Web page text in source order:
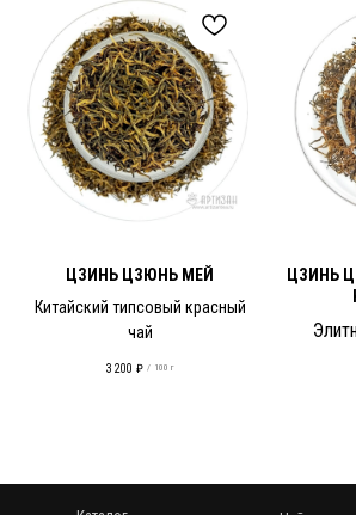
ЦЗИНЬ ЦЗЮНЬ МЕЙ
Китайский типсовый красный
чай
3 200 ₽ / 100 г
ЦЗИНЬ